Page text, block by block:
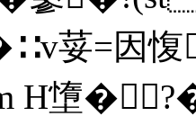
荽 =因
H墯